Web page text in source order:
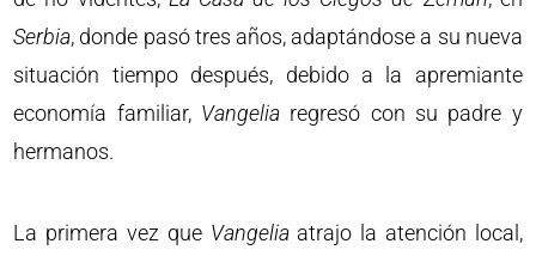
Serbia, donde pasó tres años, adaptándose a su nueva
situación tiempo después, debido a la apremiante
economía familiar, Vangeliaregresó con su padre y
hermanos.
La primera vez que Vangeliaatrajo la atención local,